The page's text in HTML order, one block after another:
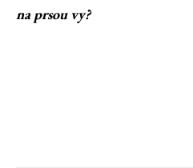
na prsou vy?